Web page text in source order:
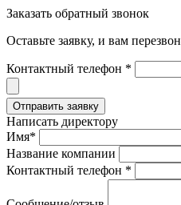
Заказать обратный звонок
Оставьте заявку, и вам
Контактный телефон *
Написать директору
Имя*
Название компании
Контактный телефон *